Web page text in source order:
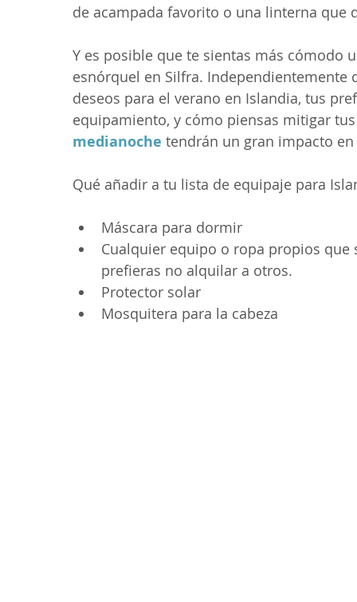
de acampada favorito o una linterna que
Y es posible que te sientas más cómodo
esnórquel en Silfra.
deseos para el verano en Islandia, tus
equipamiento, y cómo piensas mitigar
medianoche tendrán un gran impacto
Qué añadir a tu lista de equipaje para
Máscara para dormir
Cualquier equipo o ropa propios
prefieras no alquilar a otros.
Protector solar
Mosquitera para la cabeza